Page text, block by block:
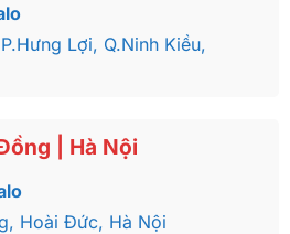
Lợi, Q.Ninh Kiều,
| Hà Nội
Hoài Đức, Hà Nội